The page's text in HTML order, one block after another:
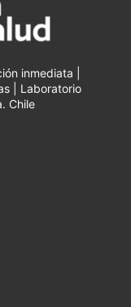
inmediata |
| Laboratorio
Chile